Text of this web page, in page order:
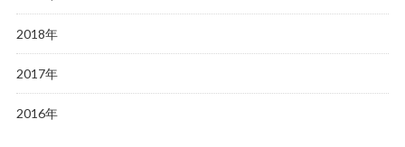
2018年
2017年
2016年